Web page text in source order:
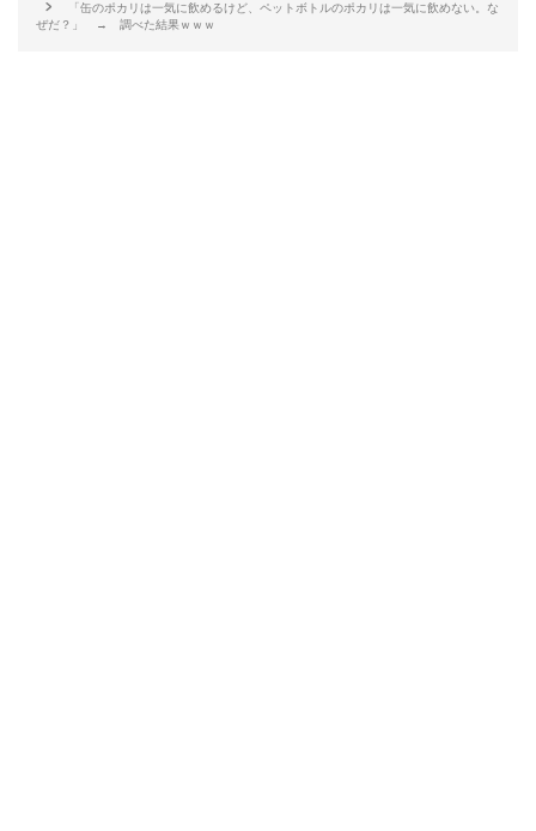
「缶のポカリは一気に飲めるけど、ペットボトルのポカリは一気に飲めない。な
ぜだ？」 → 調べた結果ｗｗｗ